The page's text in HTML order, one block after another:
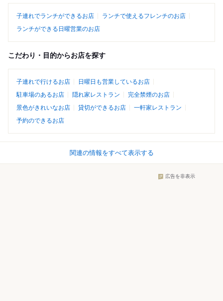
子連れでランチができるお店
ランチで使えるフレンチのお店
ランチができる日曜営業のお店
こだわり・目的からお店を探す
子連れで行けるお店
日曜日も営業しているお店
駐車場のあるお店
隠れ家レストラン
完全禁煙のお店
景色がきれいなお店
貸切ができるお店
一軒家レストラン
予約のできるお店
関連の情報をすべて表示する
広告を非表示